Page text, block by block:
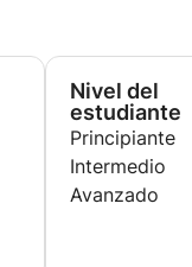
Nivel del
estudiante
Principiante
Intermedio
Avanzado